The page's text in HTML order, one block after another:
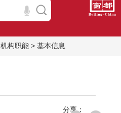
移动版
机构职能 > 基本信息
分享：